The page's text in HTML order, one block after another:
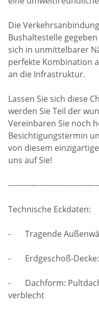
Die
Bushaltestelle
sich in unmittelbarer
perfekte Kombination
an die Infrastruktur.
Lassen Sie sich diese
werden Sie Teil der
Vereinbaren Sie noch
Besichtigungstermin
von diesem
uns auf Sie!
Technische Eckdaten:
- Tragende
- Erdgeschoß-
- Dachform: Pultdach
verblecht